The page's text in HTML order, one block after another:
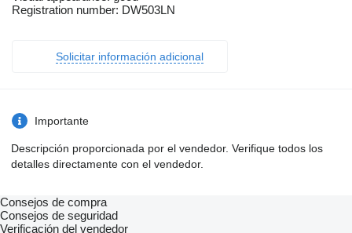
Registration number: DW503LN
Solicitar información adicional
Importante
Descripción proporcionada por el vendedor. Verifique todos los
detalles directamente con el vendedor.
Consejos de compra
Consejos de seguridad
Verificación del vendedor